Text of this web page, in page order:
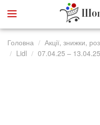
Головна
Акції, знижки,
Lidl
07.04.25 – 13.04.25